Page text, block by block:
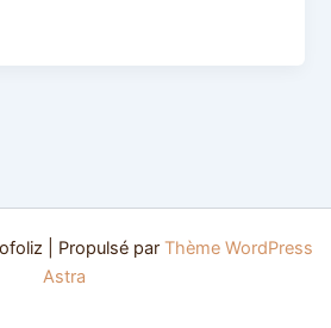
| Propulsé par Thème WordPress
Astra